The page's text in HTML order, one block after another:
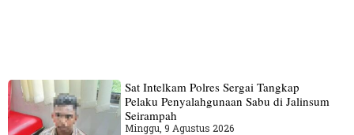
Sat Intelkam Polres Sergai Tangkap
Pelaku Penyalahgunaan Sabu di Jalinsum
Seirampah
Minggu, 9 Agustus 2026